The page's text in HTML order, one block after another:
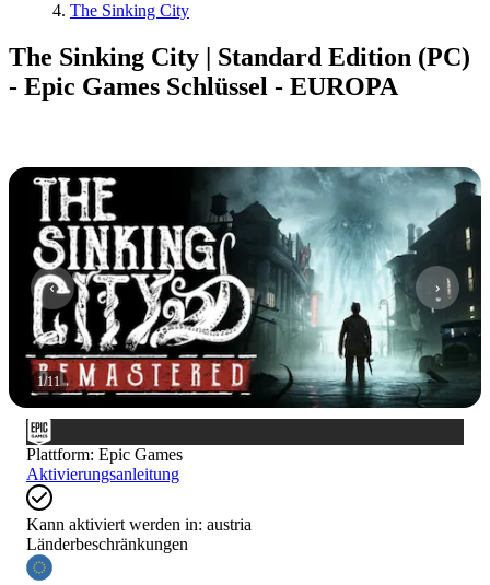
The Sinking City
The Sinking City | Standard Edition (PC)
- Epic Games Schlüssel - EUROPA
1/11
Plattform: Epic Games
Aktivierungsanleitung
Kann aktiviert werden in: austria
Länderbeschränkungen